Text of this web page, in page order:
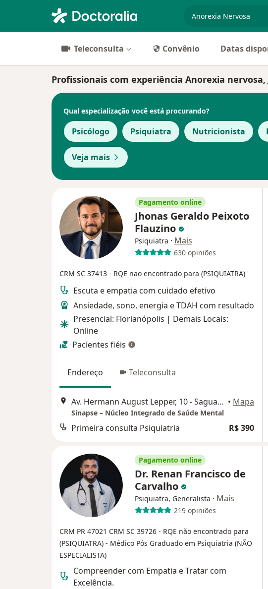
Teleconsulta Convênio Datas
Profissionais com experiência Anorexia nervosa,
Qual especialização você está procurando?
Psicólogo Psiquiatra Nutricionista
Veja mais
Pagamento online
Jhonas Geraldo Peixoto
Flauzino
Psiquiatra · Mais
630 opiniões
CRM SC 37413 - RQE nao encontrado para (PSIQUIATRA)
Escuta e empatia com cuidado efetivo
Ansiedade, sono, energia e TDAH com resultado
Presencial: Florianópolis | Demais Locais:
Online
Pacientes fiéis
Endereço Teleconsulta
Av. Hermann August Lepper, 10 - Saguaçu, Joinville, Joinville • Mapa
Sinapse – Núcleo Integrado de Saúde Mental
Primeira consulta Psiquiatria R$ 390
Pagamento online
Dr. Renan Francisco de
Carvalho
Psiquiatra, Generalista · Mais
219 opiniões
CRM PR 47021 CRM SC 39726 - RQE não encontrado para
(PSIQUIATRA) - Médico Pós Graduado em Psiquiatria (NÃO
ESPECIALISTA)
Compreender com Empatia e Tratar com
Excelência.